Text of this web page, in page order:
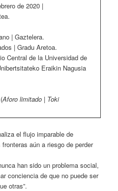
de 2020 |
| Gaztelera.
| Gradu Aretoa.
Central de la Universidad de
Eraikin Nagusia
Aforo limitado | Toki
el flujo imparable de
aún a riesgo de perder
han sido un problema social,
conciencia de que no puede ser
otras”.